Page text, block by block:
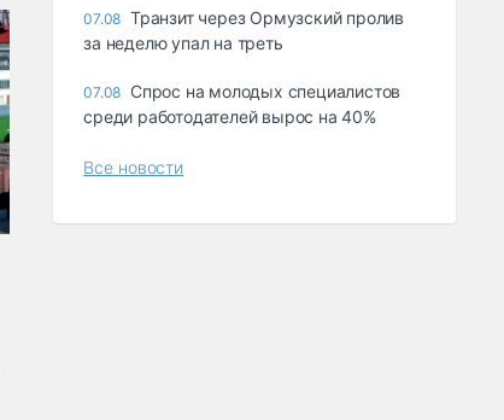
07.08 Транзит через Ормузский пролив
за неделю упал на треть
07.08 Спрос на молодых специалистов
среди работодателей вырос на 40%
Все новости